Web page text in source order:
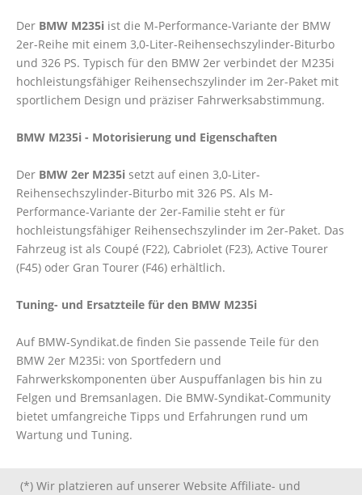
Der BMW M235i ist die M-Performance-Variante der BMW
2er-Reihe mit einem 3,0-Liter-Reihensechszylinder-Biturbo
und 326 PS. Typisch für den BMW 2er verbindet der M235i
hochleistungsfähiger Reihensechszylinder im 2er-Paket mit
sportlichem Design und präziser Fahrwerksabstimmung.
BMW M235i - Motorisierung und Eigenschaften
Der BMW 2er M235i setzt auf einen 3,0-Liter-
Reihensechszylinder-Biturbo mit 326 PS. Als M-
Performance-Variante der 2er-Familie steht er für
hochleistungsfähiger Reihensechszylinder im 2er-Paket. Das
Fahrzeug ist als Coupé (F22), Cabriolet (F23), Active Tourer
(F45) oder Gran Tourer (F46) erhältlich.
Tuning- und Ersatzteile für den BMW M235i
Auf BMW-Syndikat.de finden Sie passende Teile für den
BMW 2er M235i: von Sportfedern und
Fahrwerkskomponenten über Auspuffanlagen bis hin zu
Felgen und Bremsanlagen. Die BMW-Syndikat-Community
bietet umfangreiche Tipps und Erfahrungen rund um
Wartung und Tuning.
(*) Wir platzieren auf unserer Website Affiliate- und